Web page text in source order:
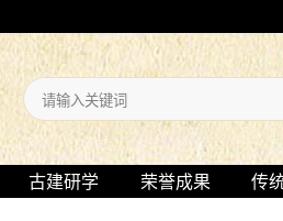
古建研学 荣誉成果 传